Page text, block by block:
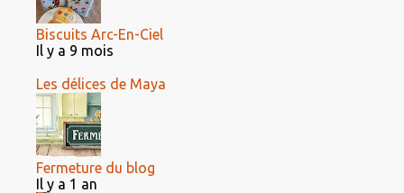
Biscuits Arc-En-Ciel
Il y a 9 mois
Les délices de Maya
Fermeture du blog
Il y a 1 an